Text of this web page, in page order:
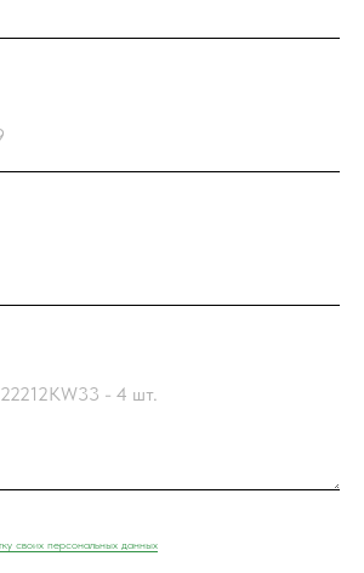
своих персональных данных